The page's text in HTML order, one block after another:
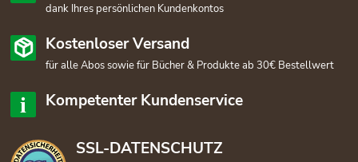
dank Ihres persönlichen Kundenkontos
Kostenloser Versand
für alle Abos sowie für Bücher & Produkte ab 30€ Bestellwert
Kompetenter Kundenservice
SSL-DATENSCHUTZ